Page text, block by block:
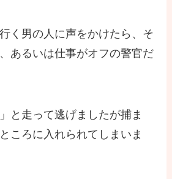
く男の人に声をかけたら、そ
あるいは仕事がオフの警官だ
と走って逃げましたが捕ま
ころに入れられてしまいま